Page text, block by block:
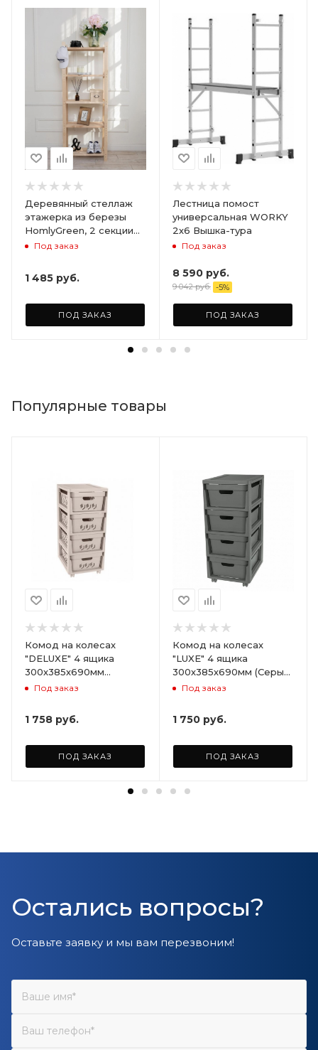
Деревянный стеллаж
этажерка из березы
HomlyGreen, 2 секции
на 5 полок. Размер
Под заказ
1 485 руб.
ПОД ЗАКАЗ
Лестница помост
универсальная WORKY
2х6 Вышка-тура
Под заказ
8 590 руб.
9 042руб. -5%
ПОД ЗАКАЗ
Популярные товары
Комод на колесах
"DELUXE" 4 ящика
300х385х690мм
(Светло-бежевый)
Под заказ
1 758 руб.
ПОД ЗАКАЗ
Комод на колесах
"LUXE" 4 ящика
300х385х690мм (Серый)
ARD258086
Под заказ
1 750 руб.
ПОД ЗАКАЗ
Остались вопросы?
Оставьте заявку и мы вам перезвоним!